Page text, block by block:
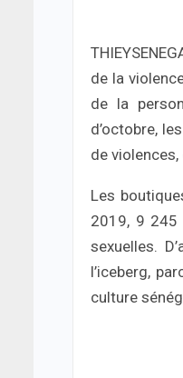
de la
de la
d’octobre,
de
Les
2019, 9
sexuelles.
l’iceberg,
culture